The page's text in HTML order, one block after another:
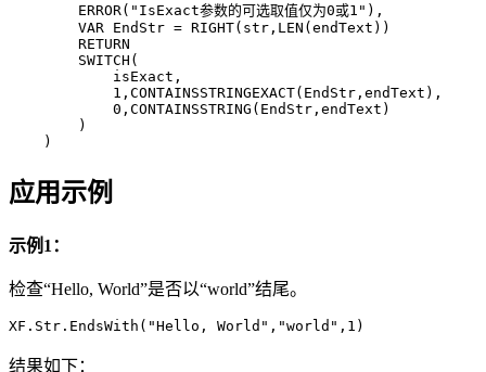
        ERROR("IsExact参数的可选取值仅为0或1"),
        VAR EndStr = RIGHT(str,LEN(endText))
        RETURN
        SWITCH(
            isExact,
            1,CONTAINSSTRINGEXACT(EndStr,endText),
            0,CONTAINSSTRING(EndStr,endText)
        )
    )
应用示例
示例1：
检查“Hello, World”是否以“world”结尾。
XF.Str.EndsWith("Hello, World","world",1)
结果如下：